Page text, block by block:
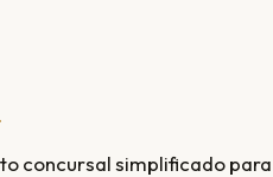
concursal simplificado para